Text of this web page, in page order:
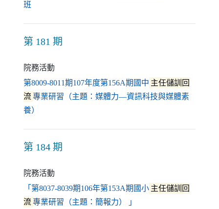
班
第 181 期
院務活動
第8009-8011期107年度第156A期國中 主任儲訓回
流 專業研習（主題：媒體力—資訊科技與媒體素
養）
第 184 期
院務活動
「第8037-8039期106年第153A期國小 主任儲訓回
流 專業研習（主題：簡報力） 」